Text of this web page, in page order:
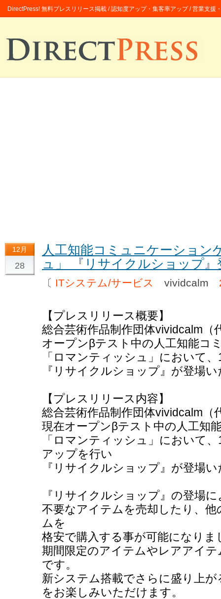
DirectPress! 無料プレスリリース掲載 / 認知度アップ・集客率アップ / 営業支援
12月
28
人工知能コミュニケーション
ュ」 『リサイクルショップ』
〔 ITシステム/サービス vividcalm
【プレスリリース概要】
総合芸術作品制作団体vividcalm（
オープンβテスト中の人工知能コ
「ロマンティッシュ」において
『リサイクルショップ』が登場
【プレスリリース内容】
総合芸術作品制作団体vividcalm（
現在オープンβテスト中の人工知
「ロマンティッシュ」において
アップを行い
『リサイクルショップ』が登場
『リサイクルショップ』の登場
不要なアイテムを売却したり、
ムを
格安で購入する事が可能になりま
期間限定のアイテムやレアアイ
です。
新システム搭載でさらに盛り上
をお楽しみいただけます。